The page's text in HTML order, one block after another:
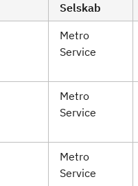
Selskab
Metro
Service
Metro
Service
Metro
Service